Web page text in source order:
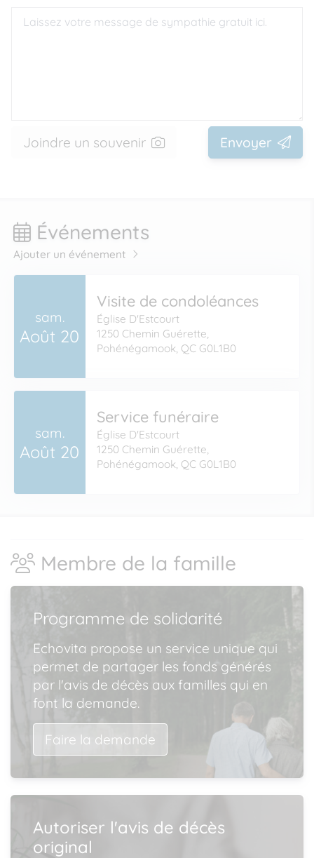
Joindre un souvenir Envoyer
Événements
Ajouter un événement
sam.
Août 20
Visite de condoléances
Église D'Estcourt
1250 Chemin Guérette,
Pohénégamook, QC G0L1B0
sam.
Août 20
Service funéraire
Église D'Estcourt
1250 Chemin Guérette,
Pohénégamook, QC G0L1B0
Membre de la famille
Programme de solidarité
Echovita propose un service unique qui
permet de partager les fonds générés
par l'avis de décès aux familles qui en
font la demande.
Faire la demande
Autoriser l'avis de décès
original